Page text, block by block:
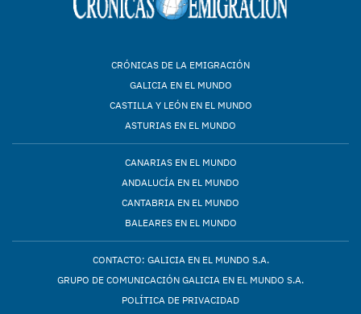
CRÓNICAS DE LA EMIGRACIÓN
GALICIA EN EL MUNDO
CASTILLA Y LEÓN EN EL MUNDO
ASTURIAS EN EL MUNDO
CANARIAS EN EL MUNDO
ANDALUCÍA EN EL MUNDO
CANTABRIA EN EL MUNDO
BALEARES EN EL MUNDO
CONTACTO: GALICIA EN EL MUNDO S.A.
GRUPO DE COMUNICACIÓN GALICIA EN EL MUNDO S.A.
POLÍTICA DE PRIVACIDAD